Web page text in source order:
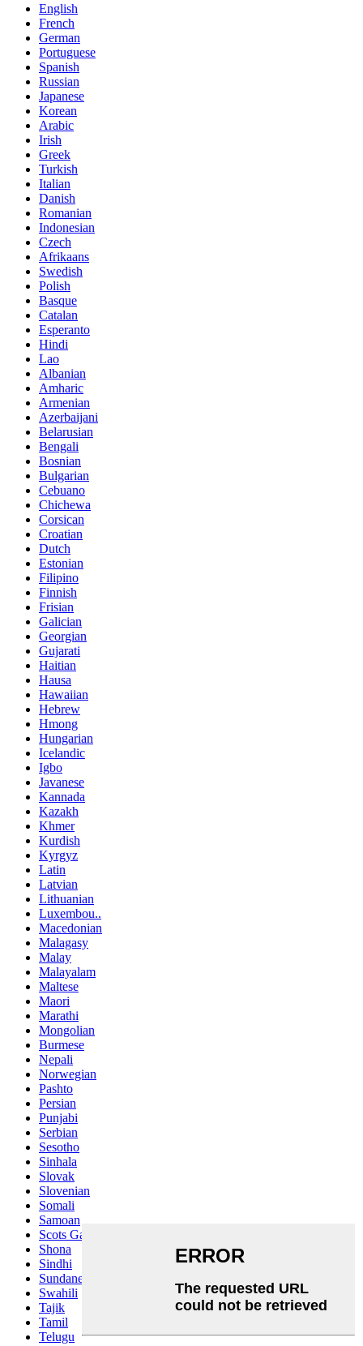
English
French
German
Portuguese
Spanish
Russian
Japanese
Korean
Arabic
Irish
Greek
Turkish
Italian
Danish
Romanian
Indonesian
Czech
Afrikaans
Swedish
Polish
Basque
Catalan
Esperanto
Hindi
Lao
Albanian
Amharic
Armenian
Azerbaijani
Belarusian
Bengali
Bosnian
Bulgarian
Cebuano
Chichewa
Corsican
Croatian
Dutch
Estonian
Filipino
Finnish
Frisian
Galician
Georgian
Gujarati
Haitian
Hausa
Hawaiian
Hebrew
Hmong
Hungarian
Icelandic
Igbo
Javanese
Kannada
Kazakh
Khmer
Kurdish
Kyrgyz
Latin
Latvian
Lithuanian
Luxembou..
Macedonian
Malagasy
Malay
Malayalam
Maltese
Maori
Marathi
Mongolian
Burmese
Nepali
Norwegian
Pashto
Persian
Punjabi
Serbian
Sesotho
Sinhala
Slovak
Slovenian
Somali
Samoan
Scots Gaelic
Shona
Sindhi
Sundanese
Swahili
Tajik
Tamil
Telugu